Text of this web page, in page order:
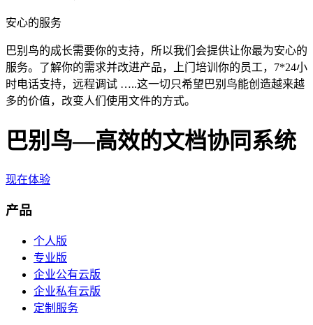
安心的服务
巴别鸟的成长需要你的支持，所以我们会提供让你最为安心的
服务。了解你的需求并改进产品，上门培训你的员工，7*24小
时电话支持，远程调试 …..这一切只希望巴别鸟能创造越来越
多的价值，改变人们使用文件的方式。
巴别鸟—高效的文档协同系统
现在体验
产品
个人版
专业版
企业公有云版
企业私有云版
定制服务